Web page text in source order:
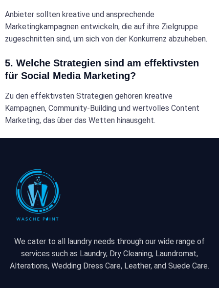
Anbieter sollten kreative und ansprechende
Marketingkampagnen entwickeln, die auf ihre Zielgruppe
zugeschnitten sind, um sich von der Konkurrenz abzuheben.
5. Welche Strategien sind am effektivsten
für Social Media Marketing?
Zu den effektivsten Strategien gehören kreative
Kampagnen, Community-Building und wertvolles Content
Marketing, das über das Wetten hinausgeht.
We cater to all laundry needs through our wide range of
services such as Laundry, Dry Cleaning, Laundromat,
Alterations, Wedding Dress Care, Leather, and Suede Care.